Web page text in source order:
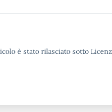
è stato rilasciato sotto